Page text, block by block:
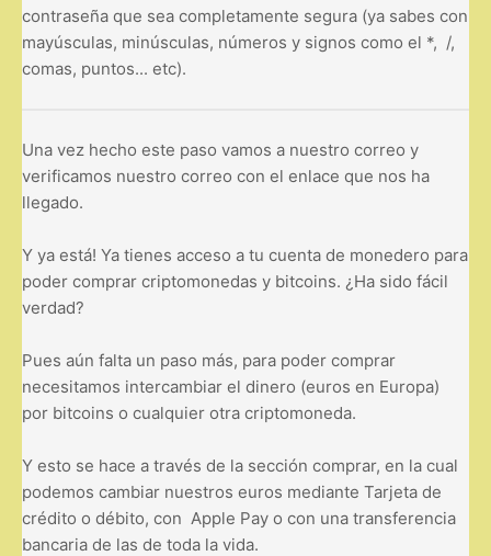
contraseña que sea completamente segura (ya sabes con
mayúsculas, minúsculas, números y signos como el *, /,
comas, puntos... etc).
Una vez hecho este paso vamos a nuestro correo y
verificamos nuestro correo con el enlace que nos ha
llegado.
Y ya está! Ya tienes acceso a tu cuenta de monedero para
poder comprar criptomonedas y bitcoins. ¿Ha sido fácil
verdad?
Pues aún falta un paso más, para poder comprar
necesitamos intercambiar el dinero (euros en Europa)
por bitcoins o cualquier otra criptomoneda.
Y esto se hace a través de la sección comprar, en la cual
podemos cambiar nuestros euros mediante Tarjeta de
crédito o débito, con Apple Pay o con una transferencia
bancaria de las de toda la vida.